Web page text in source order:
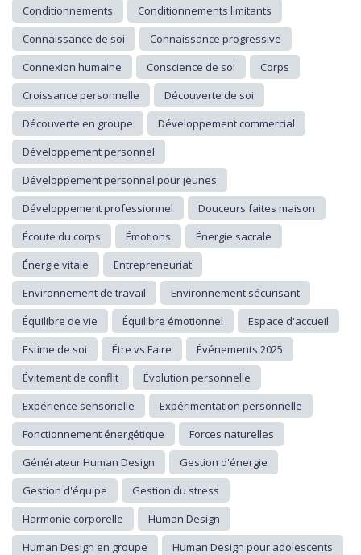
Conditionnements
Conditionnements limitants
Connaissance de soi
Connaissance progressive
Connexion humaine
Conscience de soi
Corps
Croissance personnelle
Découverte de soi
Découverte en groupe
Développement commercial
Développement personnel
Développement personnel pour jeunes
Développement professionnel
Douceurs faites maison
Écoute du corps
Émotions
Énergie sacrale
Énergie vitale
Entrepreneuriat
Environnement de travail
Environnement sécurisant
Équilibre de vie
Équilibre émotionnel
Espace d'accueil
Estime de soi
Être vs Faire
Événements 2025
Évitement de conflit
Évolution personnelle
Expérience sensorielle
Expérimentation personnelle
Fonctionnement énergétique
Forces naturelles
Générateur Human Design
Gestion d'énergie
Gestion d'équipe
Gestion du stress
Harmonie corporelle
Human Design
Human Design en groupe
Human Design pour adolescents